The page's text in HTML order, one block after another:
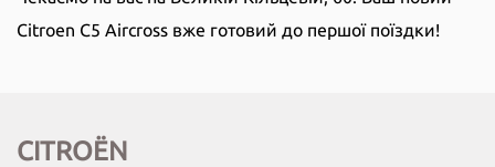
Citroen C5 Aircross вже готовий до першої поїздки!
CITROËN